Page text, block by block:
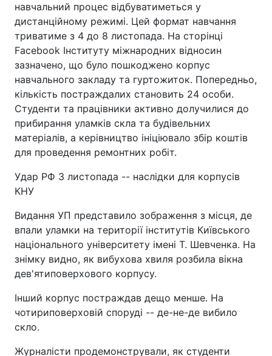
навчальний процес відбуватиметься у
дистанційному режимі. Цей формат навчання
триватиме з 4 до 8 листопада. На сторінці
Facebook Інституту міжнародних відносин
зазначено, що було пошкоджено корпус
навчального закладу та гуртожиток. Попередньо,
кількість постраждалих становить 24 особи.
Студенти та працівники активно долучилися до
прибирання уламків скла та будівельних
матеріалів, а керівництво ініціювало збір коштів
для проведення ремонтних робіт.
Удар РФ 3 листопада -- наслідки для корпусів
КНУ
Видання УП представило зображення з місця, де
впали уламки на території інститутів Київського
національного університету імені Т. Шевченка. На
знімку видно, як вибухова хвиля розбила вікна
дев'ятиповерхового корпусу.
Інший корпус постраждав дещо менше. На
чотириповерховій споруді -- де-не-де вибило
скло.
Журналісти продемонстрували, як студенти